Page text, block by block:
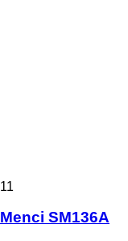
11
Menci SM136A